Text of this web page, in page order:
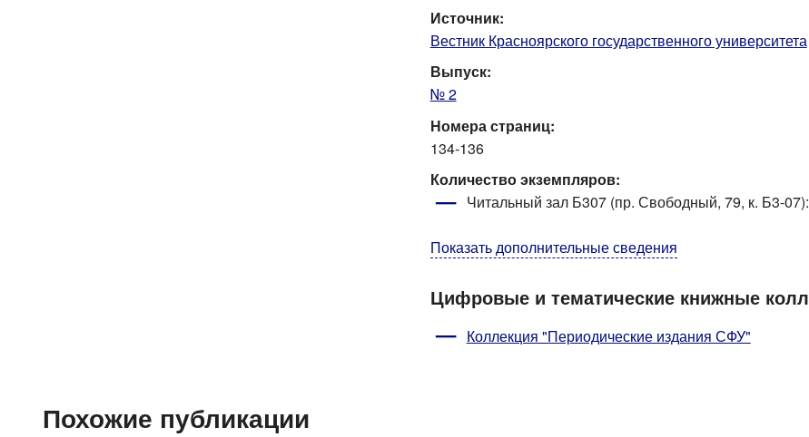
Источник:
Вестник Красноярского государственного университета
Выпуск:
№ 2
Номера страниц:
134-136
Количество экземпляров:
Читальный зал Б307 (пр. Свободный, 79, к. Б3-07):
Показать дополнительные сведения
Цифровые и тематические книжные
Коллекция "Периодические издания СФУ"
Похожие публикации